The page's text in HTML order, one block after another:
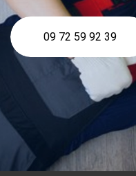
09 72 59 92 39